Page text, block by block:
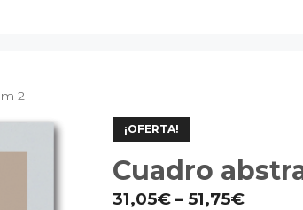
2
¡OFERTA!
Cuadro
31,05€– 51,75€